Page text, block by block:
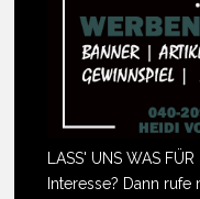
LASS' UNS WAS
Interesse? Dann